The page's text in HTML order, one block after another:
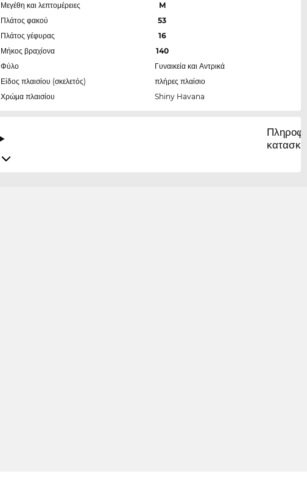
Μεγέθη και λεπτομέρειες
M
Πλάτος φακού
53
Πλάτος γέφυρας
16
Μήκος βραχίονα
140
Φύλο
Γυναικεία και Αντρικά
Είδος πλαισίου (σκελετός)
πλήρες πλαίσιο
Χρώμα πλαισίου
Shiny Havana